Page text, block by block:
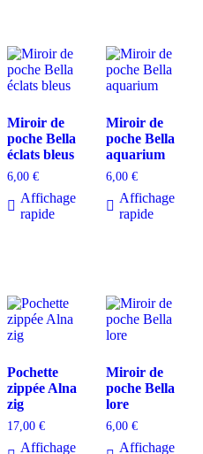
Miroir de
poche Bella
éclats bleus
6,00 €
Affichage
rapide
Miroir de
poche Bella
aquarium
6,00 €
Affichage
rapide
Pochette
zippée Alna
zig
17,00 €
Affichage
Miroir de
poche Bella
lore
6,00 €
Affichage